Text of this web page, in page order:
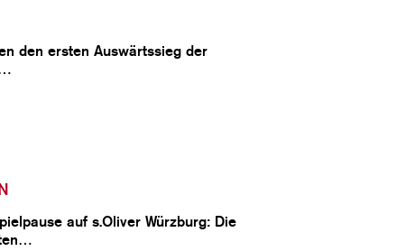
den ersten Auswärtssieg der
auf s.Oliver Würzburg: Die